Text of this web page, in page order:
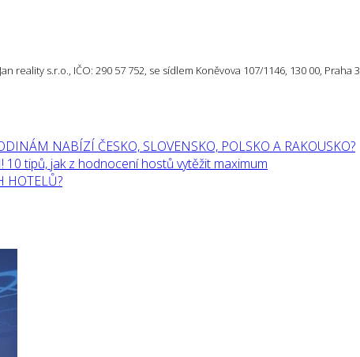
reality s.r.o., IČO: 290 57 752, se sídlem Koněvova 107/1146, 130 00, Praha 3
NABÍZÍ ČESKO, SLOVENSKO, POLSKO A RAKOUSKO?
10 tipů, jak z hodnocení hostů vytěžit maximum
HOTELŮ?